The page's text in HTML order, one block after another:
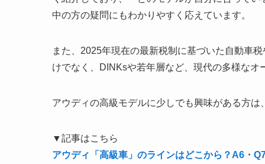
中の方の疑問にもわかりやすく応えています。
また、2025年現在の最新税制に基づいた自動車
けでなく、DINKsや若年層など、現代の多様なオ
アウディの高級モデルに少しでも興味がある方は
▼記事はこちら
アウディ「高級車」のラインはどこから？A6・